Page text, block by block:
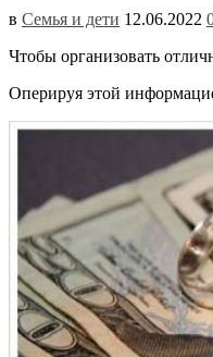
в Семья и дети 12.06.2022
Чтобы организовать
Оперируя этой